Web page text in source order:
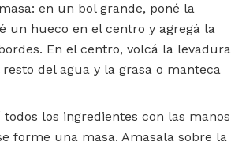
en un bol grande, poné la
un hueco en el centro y agregá la
En el centro, volcá la levadura
resto del agua y la grasa o manteca
los ingredientes con las manos
forme una masa. Amasala sobre la